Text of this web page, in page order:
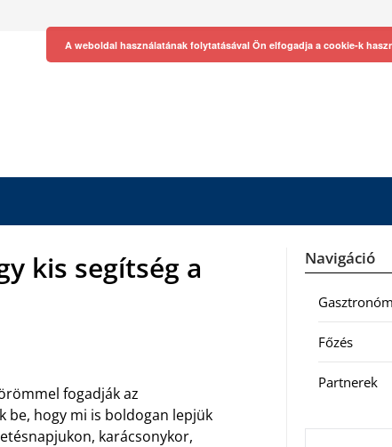
kis segítség a
fogadják az
be, hogy mi is boldogan lepjük
karácsonykor,
Navigáció
Főzés
Partnerek
A weboldal használatának folytatásával Ön elfogadja a cookie-k